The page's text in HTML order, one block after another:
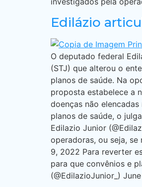
Edilázio
O deputado federal
(STJ) que alterou o
planos de saúde. Na
proposta estabelece a
doenças não
planos de saúde, o
Edilazio Junior
operadoras, ou seja,
9, 2022 Para reverter
para que convênios e
(@EdilazioJunior_)